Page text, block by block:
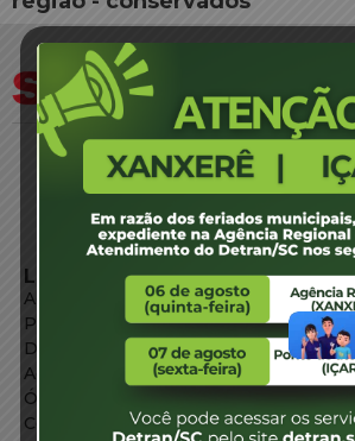
LINKS EXTERNOS
Agência de Notícias
Portal de Serviços
Diário Oficial
Acesso à Informação
Órgãos do Governo
Conheça SC